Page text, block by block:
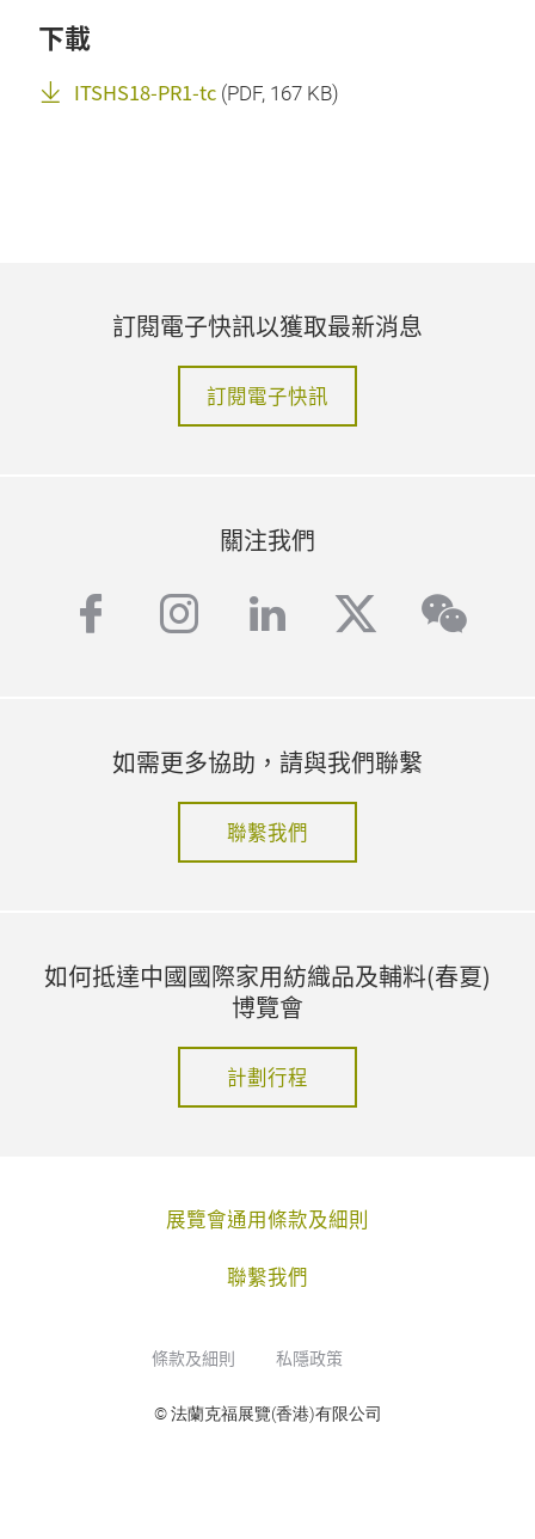
下載
ITSHS18-PR1-tc (PDF, 167 KB)
訂閱電子快訊以獲取最新消息
訂閱電子快訊
關注我們
facebook
instagram
linkedintwitter
如需更多協助，請與我們聯繫
聯繫我們
如何抵達中國國際家用紡織品及輔料(春夏)
博覽會
計劃行程
展覽會通用條款及細則
聯繫我們
條款及細則 私隱政策
© 法蘭克福展覽(香港)有限公司